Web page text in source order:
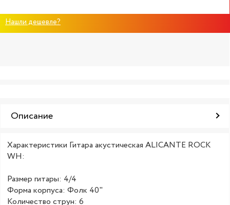
Нашли дешевле?
Описание
Характеристики Гитара акустическая ALICANTE ROCK
WH:
Размер гитары: 4/4
Форма корпуса: Фолк 40"
Количество струн: 6